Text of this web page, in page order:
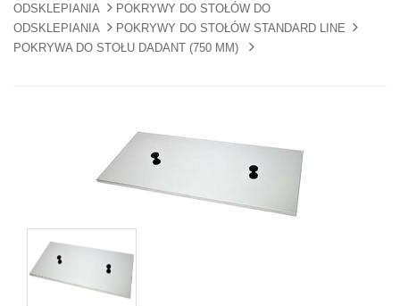
ODSKLEPIANIA
POKRYWY DO STOŁÓW DO
ODSKLEPIANIA
POKRYWY DO STOŁÓW STANDARD LINE
POKRYWA DO STOŁU DADANT (750 MM)